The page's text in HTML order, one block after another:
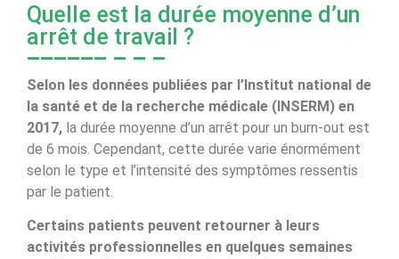
Quelle est la durée moyenne d’un
arrêt de travail ?
Selon les données publiées par l’Institut national de
la santé et de la recherche médicale (INSERM) en
2017, la durée moyenne d’un arrêt pour un burn-out est
de 6 mois. Cependant, cette durée varie énormément
selon le type et l’intensité des symptômes ressentis
par le patient.
Certains patients peuvent retourner à leurs
activités professionnelles en quelques semaines